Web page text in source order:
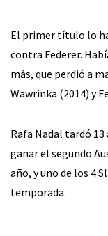
El primer título lo
contra Federer.
más, que perdió a
Wawrinka (2014) y
Rafa Nadal tardó 13
ganar el segundo
año, y uno de los 4
temporada.